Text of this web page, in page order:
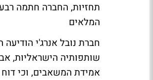
תחזיות, החברה חתמה רבעון שיא נוסף
המלאים
שותפותיה הישראליות,
אמידת המשאבים, וכי דוח